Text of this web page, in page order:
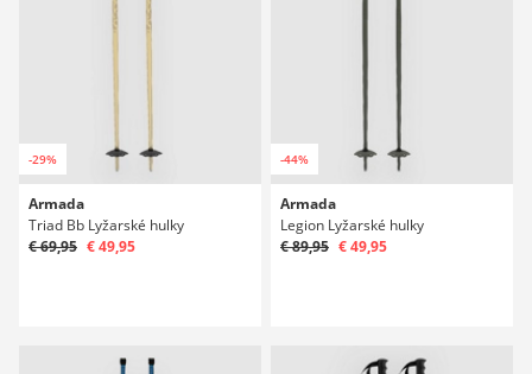
-29%
Armada
Triad Bb Lyžarské hulky
€ 69,95 € 49,95
-44%
Armada
Legion Lyžarské hulky
€ 89,95 € 49,95